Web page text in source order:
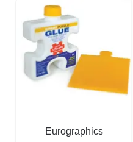
Eurographics